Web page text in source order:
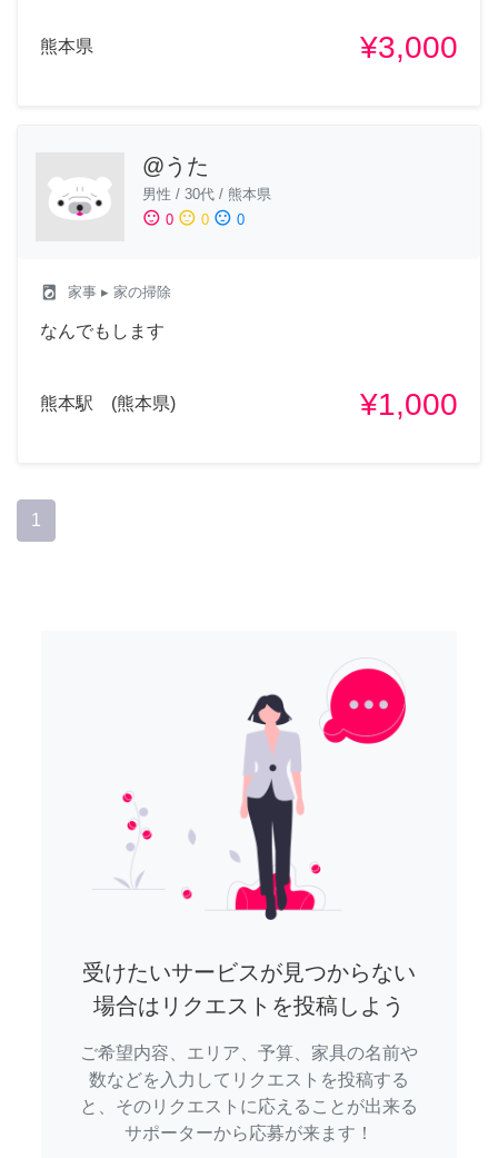
熊本県 ¥3,000
@うた
男性 / 30代 / 熊本県
sentiment_satisfied 0 sentiment_neutral 0 sentiment_dissatisfied 0
local_laundry_service 家事 ▸ 家の掃除
なんでもします
熊本駅 (熊本県) ¥1,000
1
受けたいサービスが見つからない
場合はリクエストを投稿しよう
ご希望内容、エリア、予算、家具の名前や
数などを入力してリクエストを投稿する
と、そのリクエストに応えることが出来る
サポーターから応募が来ます！